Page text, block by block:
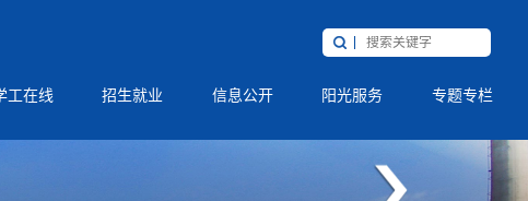
工在线 招生就业 信息公开 阳光服务 专题专栏